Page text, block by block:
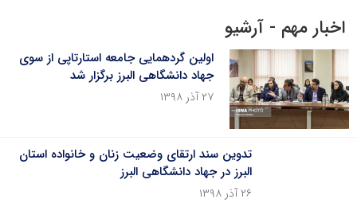
اخبار مهم - آرشیو
اولین گردهمایی جامعه استارتاپی از سوی
جهاد دانشگاهی البرز برگزار شد
۲۷ آذر ۱۳۹۸
تدوین سند ارتقای وضعیت زنان و خانواده استان
البرز در جهاد دانشگاهی البرز
۲۶ آذر ۱۳۹۸